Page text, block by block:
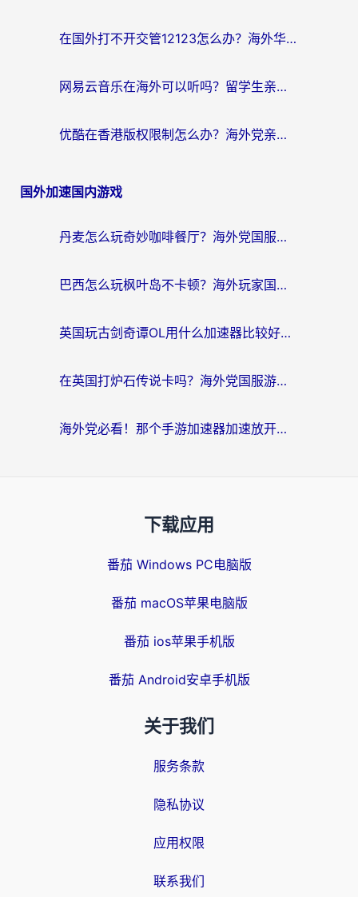
在国外打不开交管12123怎么办？海外华人必看的回国加速全攻略
网易云音乐在海外可以听吗？留学生亲测有效的回国加速方案
优酷在香港版权限制怎么办？海外党亲测有效的追剧加速方案
国外加速国内游戏
丹麦怎么玩奇妙咖啡餐厅？海外党国服游戏加速全攻略（附灌篮高手元气骑士实测）
巴西怎么玩枫叶岛不卡顿？海外玩家国服游戏加速器终极指南（含战双野兽领主提速秘籍）
英国玩古剑奇谭OL用什么加速器比较好？留学生亲测有效的国服游戏加速指南
在英国打炉石传说卡吗？海外党国服游戏不卡顿的终极指南
海外党必看！那个手游加速器加速放开那三国3最好？一篇解决国服游戏卡顿难题
下载应用
番茄 Windows PC电脑版
番茄 macOS苹果电脑版
番茄 ios苹果手机版
番茄 Android安卓手机版
关于我们
服务条款
隐私协议
应用权限
联系我们